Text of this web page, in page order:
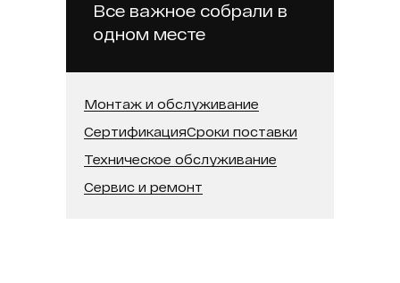
Все важное собрали в
одном месте
Монтаж и обслуживание
СертификацияСроки поставки
Техническое обслуживание
Сервис и ремонт